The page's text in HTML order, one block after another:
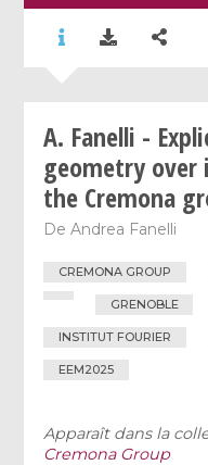
A. Fanelli -
geometry over
the Cremona
DeAndrea Fanelli
CREMONA GROUP
GRENOBLE
INSTITUT FOURIER
EEM2025
Apparaît dans la
Cremona Group